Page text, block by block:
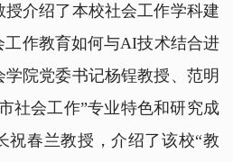
介绍了本校社会工作学科建
作教育如何与AI技术结合进
院党委书记杨锃教授、范明
社会工作”专业特色和研究成
祝春兰教授，介绍了该校“教